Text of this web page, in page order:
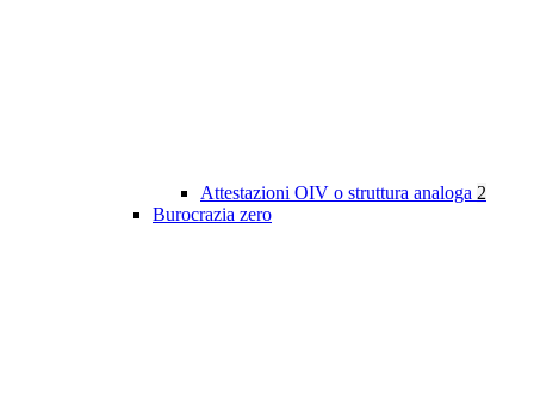
Attestazioni OIV o struttura analoga 2
Burocrazia zero